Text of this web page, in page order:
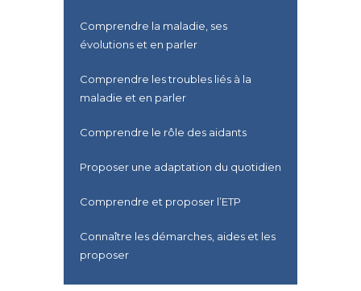
Comprendre la maladie, ses
évolutions et en parler
Comprendre les troubles liés à la
maladie et en parler
Comprendre le rôle des aidants
Proposer une adaptation du quotidien
Comprendre et proposer l’ETP
Connaître les démarches, aides et les
proposer